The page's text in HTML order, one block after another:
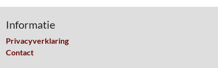
Informatie
Privacyverklaring
Contact